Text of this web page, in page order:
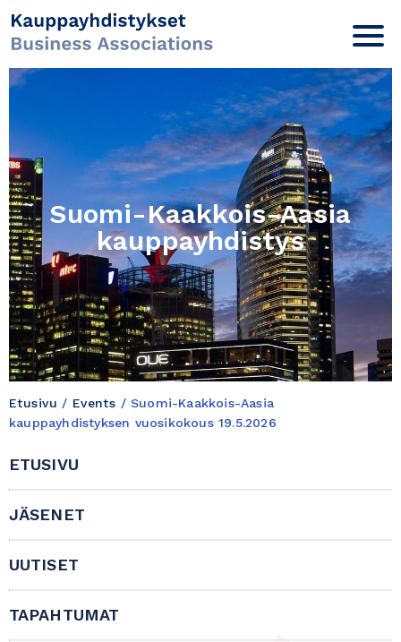
Suomi-Kaakkois-Aasia
kauppayhdistys
Etusivu / Events / Suomi-Kaakkois-Aasia
kauppayhdistyksen vuosikokous 19.5.2026
ETUSIVU
JÄSENET
UUTISET
TAPAHTUMAT